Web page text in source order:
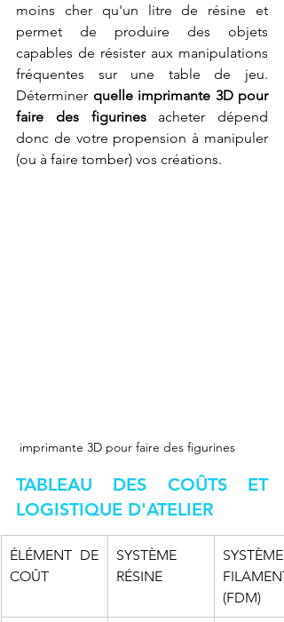
moins cher qu'un litre de résine et
permet de produire des objets
capables de résister aux manipulations
fréquentes sur une table de jeu.
Déterminer quelle imprimante 3D pour
faire des figurines acheter dépend
donc de votre propension à manipuler
(ou à faire tomber) vos créations.
imprimante 3D pour faire des figurines
TABLEAU DES COÛTS ET
LOGISTIQUE D'ATELIER
ÉLÉMENT DE
COÛT
SYSTÈME
RÉSINE
SYSTÈME
FILAMENT
(FDM)